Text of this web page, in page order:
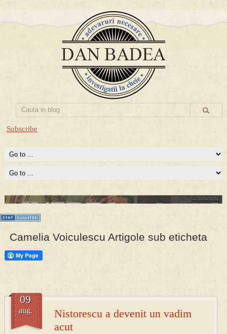
Subscribe
Prima mea carte publicata (Nemira)
Averea Presedintelui: prima lucrare despre controversatele
conturi secrete ale Securitatii.
Camelia Voiculescu Artigole sub eticheta
Nistorescu a devenit un vadim
acut
09
aug.